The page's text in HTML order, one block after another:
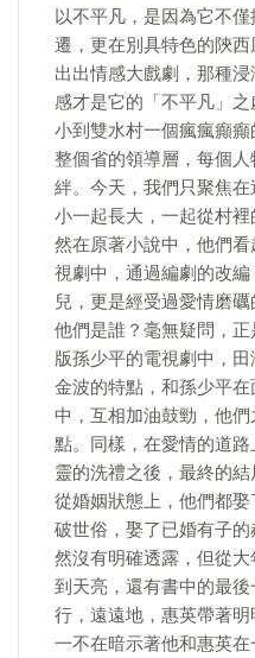
以不平凡，是因為它不
遷，更在別具特色的陝
出出情感大戲劇，那種
感才是它的「不平凡」之
小到雙水村一個瘋瘋癲癲
整個省的領導層，每個
絆。今天，我們只聚焦
小一起長大，一起從村
然在原著小說中，他們
視劇中，通過編劇的改
兒，更是經受過愛情磨礪
他們是誰？毫無疑問，
版孫少平的電視劇中，
金波的特點，和孫少平
中，互相加油鼓勁，他
點。同樣，在愛情的道
靈的洗禮之後，最終的結
從婚姻狀態上，他們都
破世俗，娶了已婚有子
然沒有明確透露，但從
到天亮，還有書中的最
行，遠遠地，惠英帶著
一不在暗示著他和惠英在